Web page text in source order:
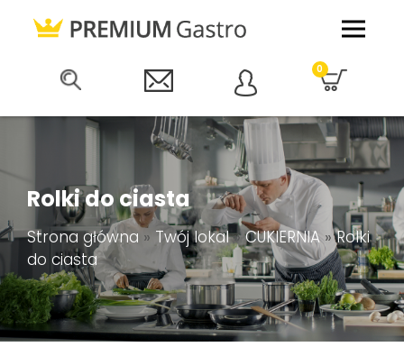
0
Rolki do ciasta
Strona główna » Twój lokal»CUKIERNIA»Rolki
do ciasta